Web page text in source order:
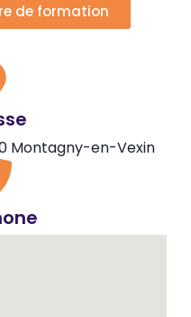
de formation
Montagny-en-Vexin